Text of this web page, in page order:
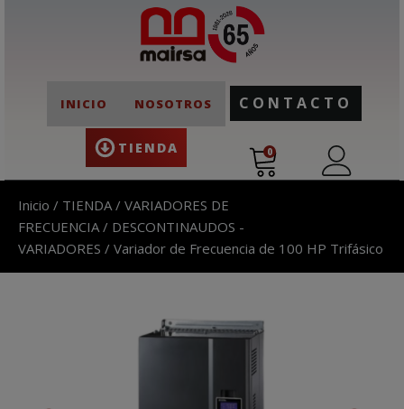
INICIO NOSOTROS
TIENDA
CONTACTO
0
Inicio / TIENDA / VARIADORES DE
FRECUENCIA / DESCONTINAUDOS -
VARIADORES / Variador de Frecuencia de 100 HP Trifásico